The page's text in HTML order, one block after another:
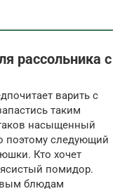
рассольника с
варить с
таким
насыщенный
поэтому следующий
Кто хочет
помидор.
блюдам